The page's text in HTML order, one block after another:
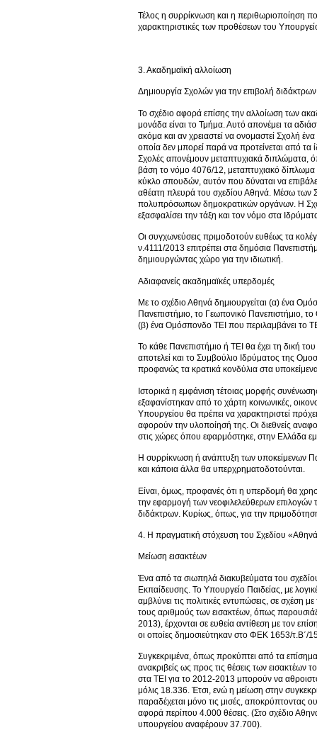
Τέλος η συρρίκνωση και η περιθωριοποίηση
χαρακτηριστικές των προθέσεων του
3. Ακαδημαϊκή αλλοίωση
Δημιουργία Σχολών για την επιβολή διδάκτρων
Το σχέδιο αφορά επίσης την αλλοίωση των
μονάδα είναι το Τμήμα. Αυτό απονέμει τα
ακόμα και αν χρειαστεί να ονομαστεί Σχολή
οποία δεν μπορεί παρά να προτείνεται από τα
Σχολές απονέμουν μεταπτυχιακά διπλώματα,
βάση το νόμο 4076/12, μεταπτυχιακό δίπλωμα
κύκλο σπουδών, αυτόν που δύναται να
αθέατη πλευρά του σχεδίου Αθηνά. Μέσω των
πολυπρόσωπων δημοκρατικών οργάνων. Η
εξασφαλίσει την τάξη και τον νόμο στα
Οι συγχωνεύσεις πριμοδοτούν ευθέως τα
ν.4111/2013 επιτρέπει στα δημόσια
δημιουργώντας χώρο για την ιδιωτική.
Αδιαφανείς ακαδημαϊκές υπερδομές
Με το σχέδιο Αθηνά δημιουργείται (α) ένα
Πανεπιστήμιο, το Γεωπονικό Πανεπιστήμιο,
(β) ένα Ομόσπονδο ΤΕΙ που περιλαμβάνει το
Το κάθε Πανεπιστήμιο ή ΤΕΙ θα έχει τη δική
αποτελεί και το Συμβούλιο Ιδρύματος της
προφανώς τα κρατικά κονδύλια στα
Ιστορικά η εμφάνιση τέτοιας μορφής
εξαφανίστηκαν από το χάρτη κοινωνικές,
Υπουργείου θα πρέπει να χαρακτηριστεί
αφορούν την υλοποίησή της. Οι διεθνείς
στις χώρες όπου εφαρμόστηκε, στην Ελλάδα
Η συρρίκνωση ή ανάπτυξη των υποκείμενων
και κάποια άλλα θα υπερχρηματοδοτούνται.
Είναι, όμως, προφανές ότι η υπερδομή θα
την εφαρμογή των νεοφιλελεύθερων επιλογών
διδάκτρων. Κυρίως, όπως, για την
4. Η πραγματική στόχευση του Σχεδίου
Μείωση εισακτέων
Ένα από τα σιωπηλά διακυβεύματα του
Εκπαίδευσης. Το Υπουργείο Παιδείας, με
αμβλύνει τις πολιτικές εντυπώσεις, σε σχέση
τους αριθμούς των εισακτέων, όπως
2013), έρχονται σε ευθεία αντίθεση με τον
οι οποίες δημοσιεύτηκαν στο ΦΕΚ 1653/τ.Β΄/
Συγκεκριμένα, όπως προκύπτει από τα
ανακριβείς ως προς τις θέσεις των
στα ΤΕΙ για το 2012-2013 μπορούν να
μόλις 18.336. Έτσι, ενώ η μείωση στην
παραδέχεται μόνο τις μισές, αποκρύπτοντας
αφορά περίπου 4.000 θέσεις. (Στο σχέδιο
υπουργείου αναφέρουν 37.700).